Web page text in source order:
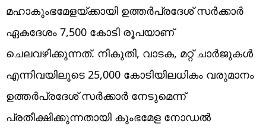
മഹാകുംഭമേളയ്ക്കായി ഉത്തര്‍പ്രദേശ് സര്‍ക്കാര്‍
ഏകദേശം 7,500 കോടി രൂപയാണ്
ചെലവഴിക്കുന്നത്. നികുതി, വാടക, മറ്റ് ചാർജുകൾ
എന്നിവയിലൂടെ 25,000 കോടിയിലധികം വരുമാനം
ഉത്തർപ്രദേശ് സർക്കാർ നേടുമെന്ന്
പ്രതീക്ഷിക്കുന്നതായി കുംഭമേള നോഡൽ